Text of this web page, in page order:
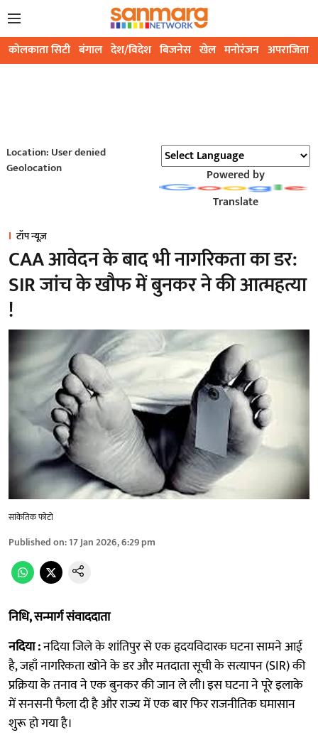
कोलकाता सिटी बंगाल देश/विदेश बिजनेस खेल मनोरंजन अपराजिता
Location: User denied
Geolocation
Powered by
Translate
टॉप न्यूज़
CAA आवेदन के बाद भी नागरिकता का डर:
SIR जांच के खौफ में बुनकर ने की आत्महत्या
!
सांकेतिक फोटो
Published on:17 Jan 2026, 6:29 pm
निधि, सन्मार्ग संवाददाता
नदिया :नदिया जिले के शांतिपुर से एक हृदयविदारक घटना सामने आई
है, जहाँ नागरिकता खोने के डर और मतदाता सूची के सत्यापन (SIR) की
प्रक्रिया के तनाव ने एक बुनकर की जान ले ली। इस घटना ने पूरे इलाके
में सनसनी फैला दी है और राज्य में एक बार फिर राजनीतिक घमासान
शुरू हो गया है।